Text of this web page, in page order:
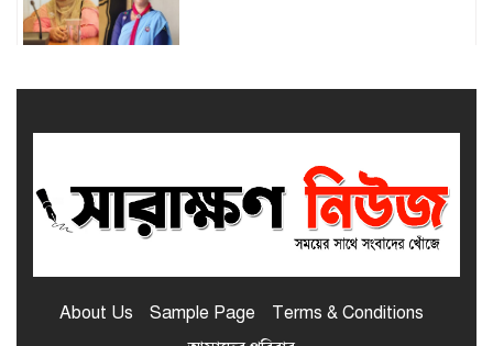
শিবচরের সেলিনা
মাদারীপুর জেলার শ্রেষ্ঠ প্রধান শিক্ষক
নির্বাচিত হলেন শিবচরের ইদ্রিশ আলী
শিবচরে আত্মপ্রকাশ হলো “শিবচর পোস্ট
অ্যালায়েন্স”
About Us Sample Page
Terms & Conditions